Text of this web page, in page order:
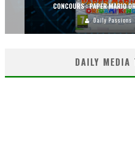
CONCOURS : PAPER MARIO
Daily Passions
DAILY MEDIA